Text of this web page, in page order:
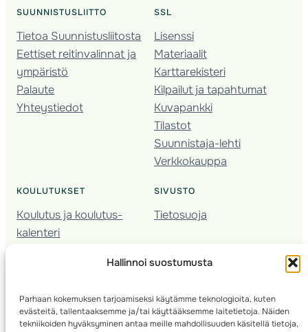
Hallinnoi suostumusta
Parhaan kokemuksen tarjoamiseksi käytämme teknologioita, kuten
evästeitä, tallentaaksemme ja/tai käyttääksemme laitetietoja. Näiden
tekniikoiden hyväksyminen antaa meille mahdollisuuden käsitellä tietoja,
SUUNNISTUSLIITTO
Tietoa Suunnistusliitosta
Eettiset reitinvalinnat ja
ympäristö
Palaute
Yhteystiedot
SSL
Lisenssi
Materiaalit
Karttarekisteri
Kilpailut ja tapahtumat
Kuvapankki
Tilastot
Suunnistaja-lehti
Verkkokauppa
KOULUTUKSET
Koulutus ja koulutus­
kalenteri
Seura­kehittäminen
Kartoitus
Ratamestari
SIVUSTO
Tietosuoja